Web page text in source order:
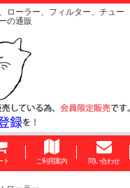
ローラー、フィルター、チュー
の通販
ト ご利用案内 問い合わせ